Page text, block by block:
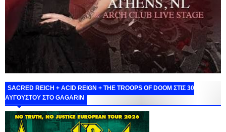
SACRED REICH + ACID REIGN + THE TROOPS OF DOOM ΣΤΙΣ 30
ΑΥΓΟΥΣΤΟΥ ΣΤΟ GAGARIN